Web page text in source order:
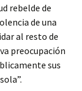
rebelde de
de una
al resto de
preocupación
sus